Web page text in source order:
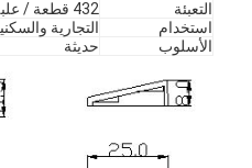
التعبئة
432 قطعة / علبة
استخدام
التجارية
الأسلوب
حديثة